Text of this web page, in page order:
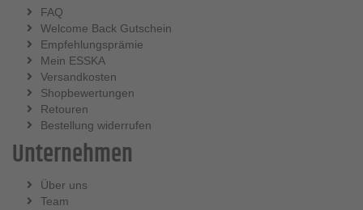
FAQ
Welcome Back Gutschein
Empfehlungsprämie
Mein ESSKA
Versandkosten
Shopbewertungen
Retouren
Bestellung widerrufen
Unternehmen
Über uns
Team